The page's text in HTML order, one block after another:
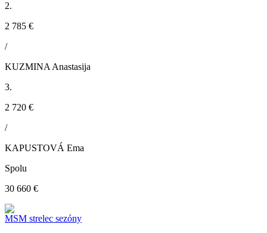
2.
2 785 €
/
KUZMINA Anastasija
3.
2 720 €
/
KAPUSTOVÁ Ema
Spolu
30 660 €
MSM strelec sezóny